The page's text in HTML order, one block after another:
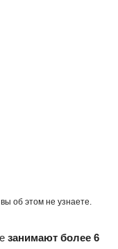
об этом не узнаете.
занимают более 6